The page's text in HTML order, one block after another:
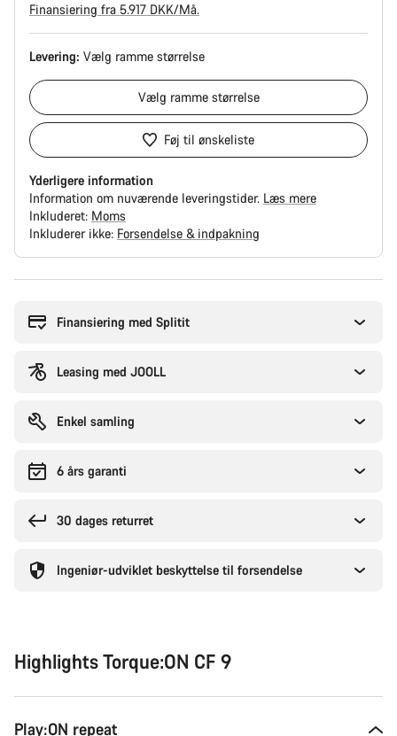
Finansiering fra 5.917 DKK/Må.
Levering: Vælg ramme størrelse
Vælg ramme størrelse
Føj til ønskeliste
Yderligere information
Information om nuværende leveringstider. Læs mere
Inkluderet: Moms
Inkluderer ikke: Forsendelse & indpakning
Finansiering med Splitit
Leasing med JOOLL
Enkel samling
6 års garanti
30 dages returret
Ingeniør-udviklet beskyttelse til forsendelse
Highlights Torque:ON CF 9
Play:ON repeat